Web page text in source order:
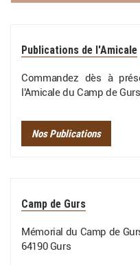
Publications de l'Amicale
Commandez dès à
l'Amicale du Camp de
Nos Publications
Camp de Gurs
Mémorial du Camp de
64190 Gurs